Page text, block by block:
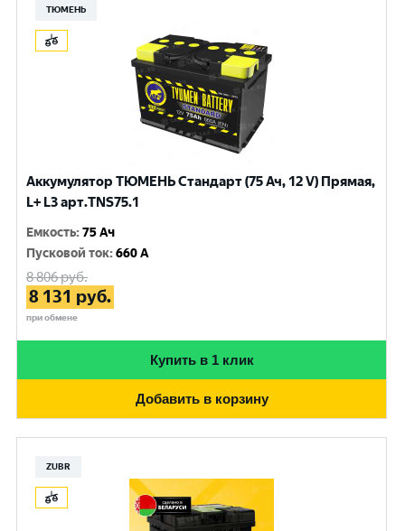
ТЮМЕНЬ
Аккумулятор ТЮМЕНЬ Стандарт (75 Ач, 12 V) Прямая,
L+ L3 арт.TNS75.1
Емкость:75 Ач
Пусковой ток:660 A
8 806руб.
8 131 руб.
при обмене
Купить в 1 клик
Добавить в корзину
ZUBR